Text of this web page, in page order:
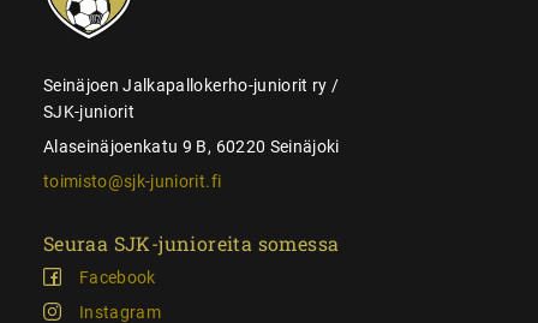
Seinäjoen Jalkapallokerho-juniorit ry /
SJK-juniorit
Alaseinäjoenkatu 9 B, 60220 Seinäjoki
toimisto@sjk-juniorit.fi
Seuraa SJK-junioreita somessa
Facebook
Instagram